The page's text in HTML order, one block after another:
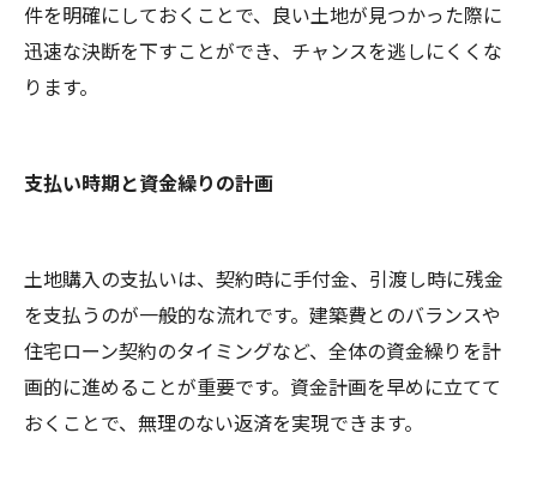
件を明確にしておくことで、良い土地が見つかった際に
迅速な決断を下すことができ、チャンスを逃しにくくな
ります。
支払い時期と資金繰りの計画
土地購入の支払いは、契約時に手付金、引渡し時に残金
を支払うのが一般的な流れです。建築費とのバランスや
住宅ローン契約のタイミングなど、全体の資金繰りを計
画的に進めることが重要です。資金計画を早めに立てて
おくことで、無理のない返済を実現できます。